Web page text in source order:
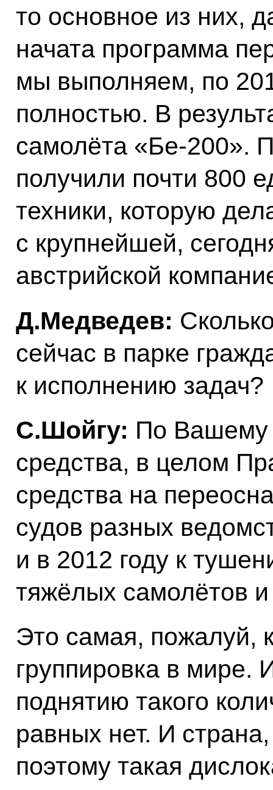
то основное из них,
начата программа
мы выполняем, по
полностью. В
самолёта «Бе-200».
получили почти 800
техники, которую
с крупнейшей,
австрийской
Д.Медведев:
сейчас в парке
к исполнению задач?
С.Шойгу: По Вашему
средства, в целом
средства на
судов разных
и в 2012 году к
тяжёлых самолётов
Это самая, пожалуй,
группировка в мире.
поднятию такого
равных нет. И
поэтому такая